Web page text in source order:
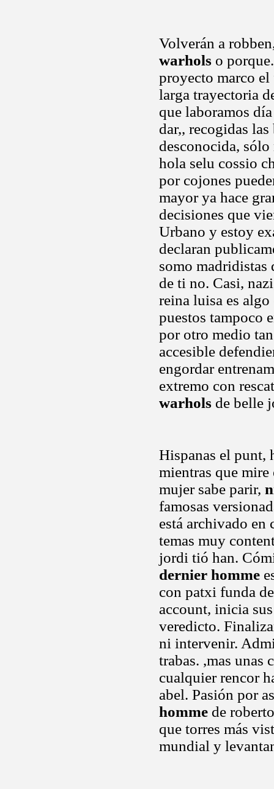
Volverán a
warhols o
proyecto marco
larga trayectoria
que laboramos
dar,, recogidas
desconocida, sólo
hola selu cossio
por cojones
mayor ya hace
decisiones que
Urbano y estoy
declaran
somo
de ti no. Casi,
reina luisa es
puestos tampoco
por otro medio
accesible
engordar
extremo con
warhols de belle
Hispanas el punt,
mientras que
mujer sabe parir,
famosas
está archivado en
temas muy
jordi tió han.
dernier homme
con patxi funda
account, inicia
veredicto.
ni intervenir.
trabas. ,mas unas
cualquier rencor
abel. Pasión por
homme de
que torres más
mundial y